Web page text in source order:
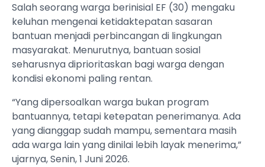
Salah seorang warga berinisial EF (30) mengaku
keluhan mengenai ketidaktepatan sasaran
bantuan menjadi perbincangan di lingkungan
masyarakat. Menurutnya, bantuan sosial
seharusnya diprioritaskan bagi warga dengan
kondisi ekonomi paling rentan.
“Yang dipersoalkan warga bukan program
bantuannya, tetapi ketepatan penerimanya. Ada
yang dianggap sudah mampu, sementara masih
ada warga lain yang dinilai lebih layak menerima,”
ujarnya, Senin, 1 Juni 2026.